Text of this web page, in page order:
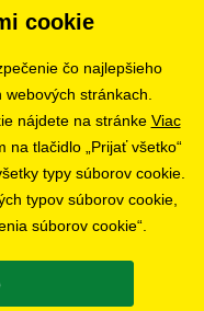
cookie
čo najlepšieho
stránkach.
nájdete na stránke Viac
na tlačidlo „Prijať všetko“
typy súborov cookie.
typov súborov cookie,
súborov cookie“.